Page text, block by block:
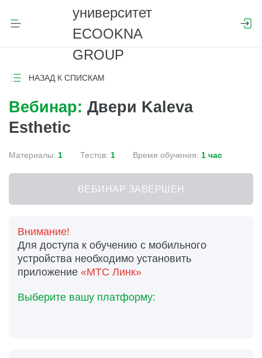
НАЗАД К СПИСКАМ
Вебинар: Двери Kaleva
Esthetic
Материалы: 1 Тестов: 1 Время обучения: 1 час
ВЕБИНАР ЗАВЕРШЕН
Внимание!
Для доступа к обучению с мобильного
устройства необходимо установить
приложение «МТС Линк»
Выберите вашу платформу: